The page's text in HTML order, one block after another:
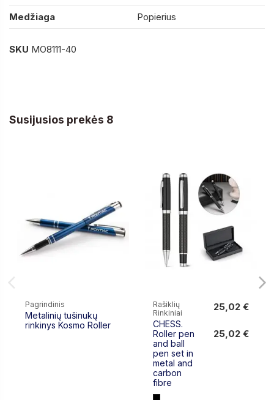
Medžiaga
Popierius
SKU MO8111-40
Susijusios prekės 8
Pagrindinis
Metalinių tušinukų
rinkinys Kosmo Roller
Rašiklių
Rinkiniai
CHESS.
Roller pen
and ball
pen set in
metal and
carbon
fibre
25,02 €
25,02 €